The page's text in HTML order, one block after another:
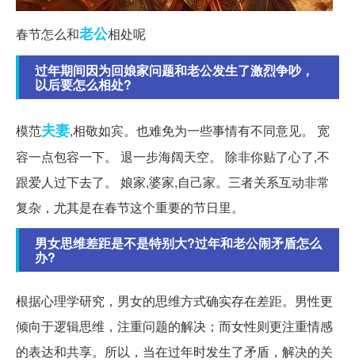
春节怎么和老公相处呢
过年期间因为回娘家问题和老公发生了激烈争吵，
以后要怎么相处?
模范夫妻,相敬如宾。也难免为一些事情有不同意见。 宽
容一点包容一下。 退一步海阔天空。 除非你贴了心了,不
跟爱人过下去了。 娘家,婆家,自己家。三者关系互动非常
复杂，尤其是在春节这个重要的节日里。
男女思维差距是不是特别大?过年和老公闹矛盾怎么
办?
根据心理学研究，男女的思维方式确实存在差距。男性更
倾向于逻辑思维，注重问题的解决；而女性则更注重情感
的表达和共享。所以，当在过年时发生了矛盾，解决的关